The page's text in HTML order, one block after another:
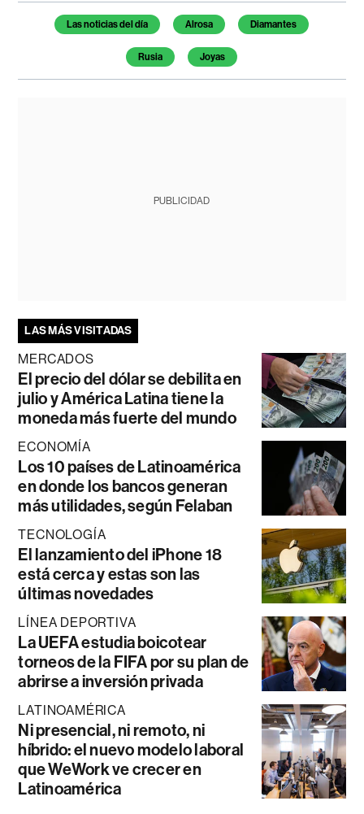
Temas de este artículo
Las noticias del día Alrosa Diamantes
Rusia Joyas
PUBLICIDAD
LAS MÁS VISITADAS
MERCADOS
El precio del dólar se debilita en
julio y América Latina tiene la
moneda más fuerte del mundo
ECONOMÍA
Los 10 países de Latinoamérica
en donde los bancos generan
más utilidades, según Felaban
TECNOLOGÍA
El lanzamiento del iPhone 18
está cerca y estas son las
últimas novedades
LÍNEA DEPORTIVA
La UEFA estudia boicotear
torneos de la FIFA por su plan de
abrirse a inversión privada
LATINOAMÉRICA
Ni presencial, ni remoto, ni
híbrido: el nuevo modelo laboral
que WeWork ve crecer en
Latinoamérica